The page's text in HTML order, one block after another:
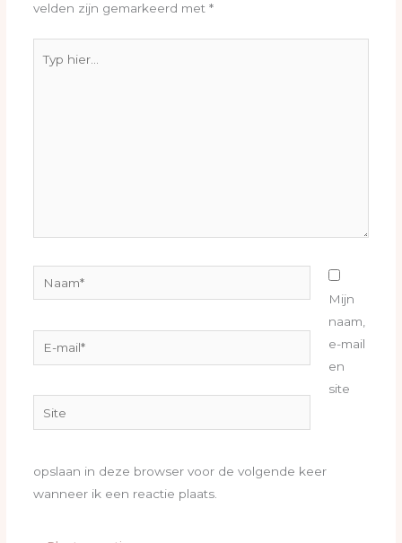
velden zijn gemarkeerd met *
hier...
mail*
Site
Mijn
naam,
e-mail
en
site
opslaan in deze browser voor de volgende keer
wanneer ik een reactie plaats.